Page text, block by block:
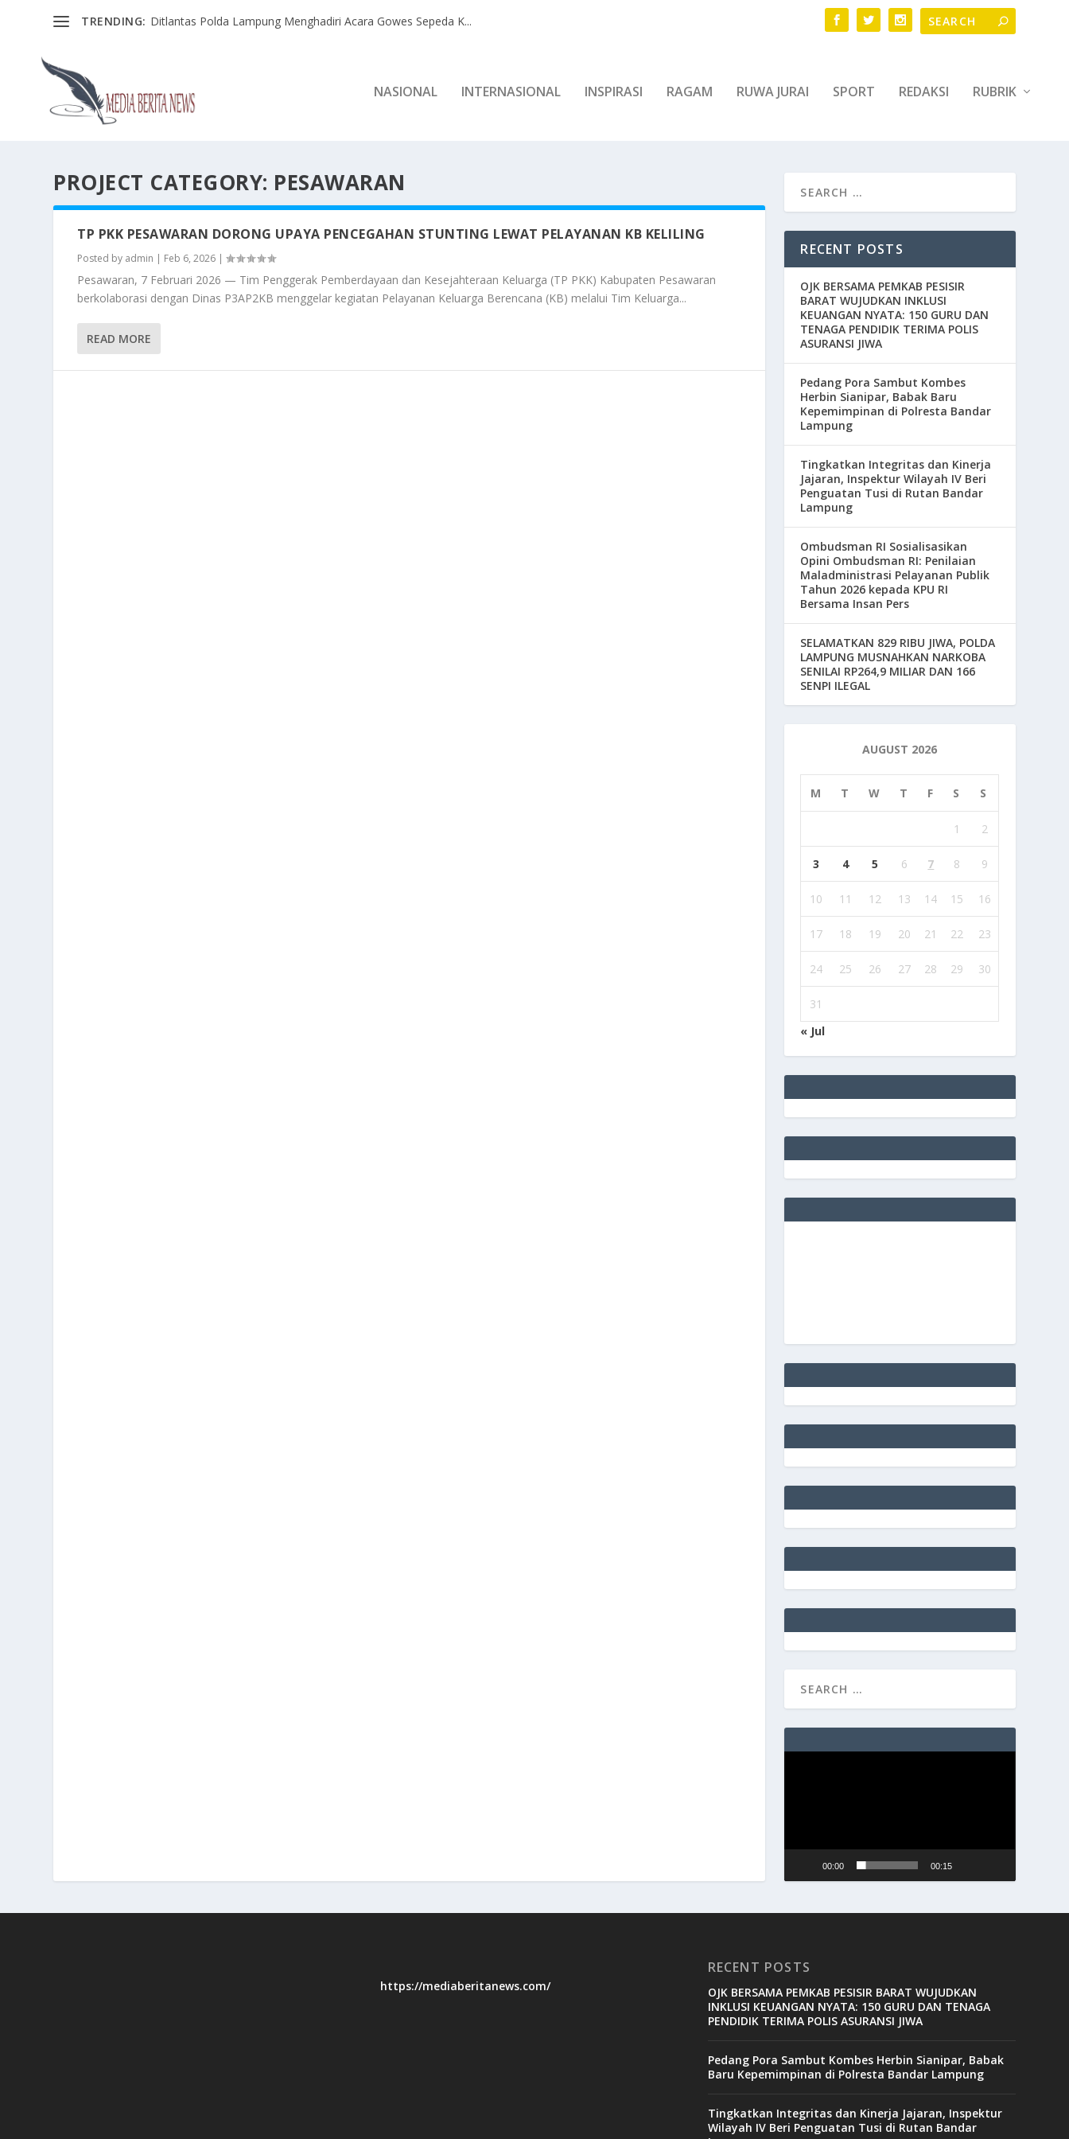
TRENDING: Ditlantas Polda Lampung Menghadiri Acara Gowes Sepeda K...
NASIONAL INTERNASIONAL INSPIRASI RAGAM RUWA JURAI SPORT REDAKSI RUBRIK
PROJECT CATEGORY: PESAWARAN
TP PKK PESAWARAN DORONG UPAYA PENCEGAHAN STUNTING LEWAT PELAYANAN KB KELILING
Posted by admin | Feb 6, 2026 |
Pesawaran, 7 Februari 2026 — Tim Penggerak Pemberdayaan dan Kesejahteraan Keluarga (TP PKK) Kabupaten Pesawaran
berkolaborasi dengan Dinas P3AP2KB menggelar kegiatan Pelayanan Keluarga Berencana (KB) melalui Tim Keluarga...
READ MORE
RECENT POSTS
OJK BERSAMA PEMKAB PESISIR
BARAT WUJUDKAN INKLUSI
KEUANGAN NYATA: 150 GURU DAN
TENAGA PENDIDIK TERIMA POLIS
ASURANSI JIWA
Pedang Pora Sambut Kombes
Herbin Sianipar, Babak Baru
Kepemimpinan di Polresta Bandar
Lampung
Tingkatkan Integritas dan Kinerja
Jajaran, Inspektur Wilayah IV Beri
Penguatan Tusi di Rutan Bandar
Lampung
Ombudsman RI Sosialisasikan
Opini Ombudsman RI: Penilaian
Maladministrasi Pelayanan Publik
Tahun 2026 kepada KPU RI
Bersama Insan Pers
SELAMATKAN 829 RIBU JIWA, POLDA
LAMPUNG MUSNAHKAN NARKOBA
SENILAI RP264,9 MILIAR DAN 166
SENPI ILEGAL
AUGUST 2026
M T W T F S S
1 2
3 4 5 6 7 8 9
10 11 12 13 14 15 16
17 18 19 20 21 22 23
24 25 26 27 28 29 30
31
« Jul
00:00 00:15
https://mediaberitanews.com/
RECENT POSTS
OJK BERSAMA PEMKAB PESISIR BARAT WUJUDKAN
INKLUSI KEUANGAN NYATA: 150 GURU DAN TENAGA
PENDIDIK TERIMA POLIS ASURANSI JIWA
Pedang Pora Sambut Kombes Herbin Sianipar, Babak
Baru Kepemimpinan di Polresta Bandar Lampung
Tingkatkan Integritas dan Kinerja Jajaran, Inspektur
Wilayah IV Beri Penguatan Tusi di Rutan Bandar